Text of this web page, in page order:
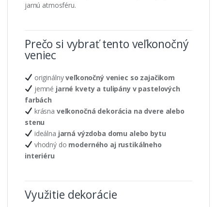
jarnú atmosféru.
Prečo si vybrať tento veľkonočný
veniec
originálnyveľkonočný veniec so zajačikom
jemné jarné kvety a tulipány v pastelových
farbách
krásna veľkonočná dekorácia na dvere alebo
stenu
ideálna jarná výzdoba domu alebo bytu
vhodný do moderného aj rustikálneho
interiéru
Využitie dekorácie